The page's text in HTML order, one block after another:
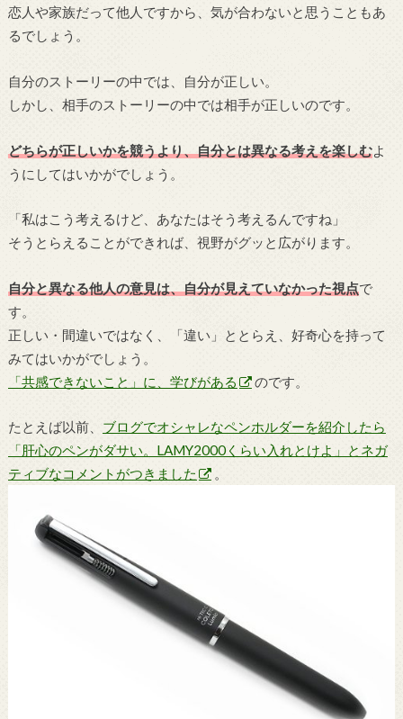
恋人や家族だって他人ですから、気が合わないと思うこともあ
るでしょう。
自分のストーリーの中では、自分が正しい。
しかし、相手のストーリーの中では相手が正しいのです。
どちらが正しいかを競うより、自分とは異なる考えを楽しむよ
うにしてはいかがでしょう。
「私はこう考えるけど、あなたはそう考えるんですね」
そうとらえることができれば、視野がグッと広がります。
自分と異なる他人の意見は、自分が見えていなかった視点で
す。
正しい・間違いではなく、「違い」ととらえ、好奇心を持って
みてはいかがでしょう。
「共感できないこと」に、学びがある
のです。
たとえば以前、 ブログでオシャレなペンホルダーを紹介したら
「肝心のペンがダサい。LAMY2000くらい入れとけよ」とネガ
ティブなコメントがつきました
。